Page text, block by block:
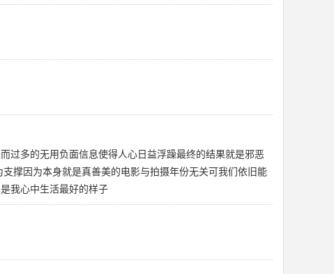
过多的无用负面信息使得人心日益浮躁最终的结果就是邪恶
撑因为本身就是真善美的电影与拍摄年份无关可我们依旧能
我心中生活最好的样子